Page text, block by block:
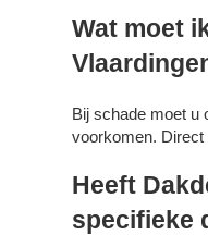
Wat moet
Bij schade moet u
voorkomen. Direct
Heeft
specifieke